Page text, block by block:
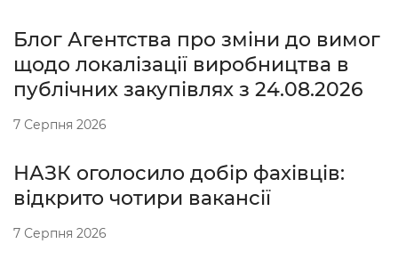
Блог Агентства про зміни до вимог
щодо локалізації виробництва в
публічних закупівлях з 24.08.2026
7 Серпня 2026
НАЗК оголосило добір фахівців:
відкрито чотири вакансії
7 Серпня 2026